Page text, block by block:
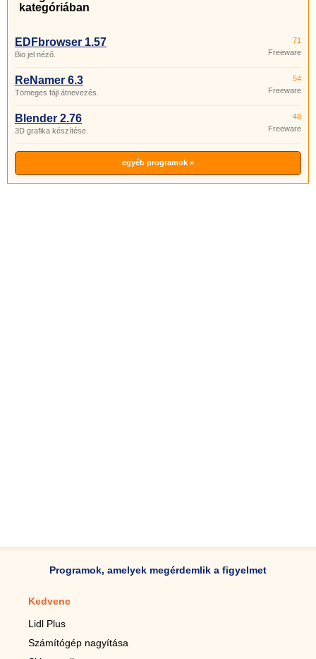
kategóriában
EDFbrowser 1.57
Bio jel néző.
71
Freeware
ReNamer 6.3
Tömeges fájl átnevezés.
54
Freeware
Blender 2.76
3D grafika készítése.
48
Freeware
egyéb programok »
Programok, amelyek megérdemlik a figyelmet
Kedvenc
Lidl Plus
Számítógép nagyítása